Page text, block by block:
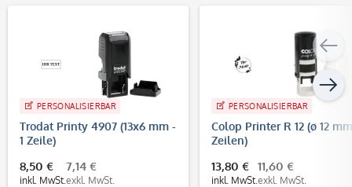
PERSONALISIERBAR
Trodat Printy 4907 (13x6 mm -
1 Zeile)
8,50 €
inkl. MwSt.
7,14 €
exkl. MwSt.
PERSONALISIERBAR
Colop Printer R 12 (ø 12
Zeilen)
13,80 €
inkl. MwSt.
11,60 €
exkl. MwSt.